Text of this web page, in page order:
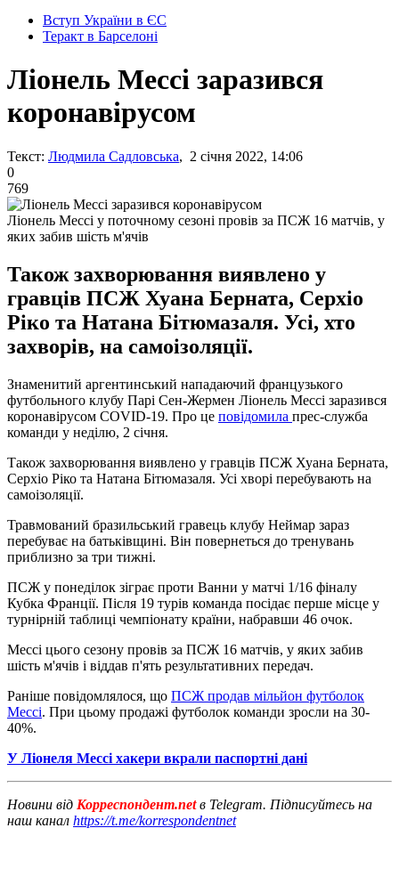
Вступ України в ЄС
Теракт в Барселоні
Ліонель Мессі заразився
коронавірусом
Текст: Людмила Садловська, 2 січня 2022, 14:06
0
769
Ліонель Мессі у поточному сезоні провів за ПСЖ 16 матчів, у
яких забив шість м'ячів
Також захворювання виявлено у
гравців ПСЖ Хуана Берната, Серхіо
Ріко та Натана Бітюмазаля. Усі, хто
захворів, на самоізоляції.
Знаменитий аргентинський нападаючий французького
футбольного клубу Парі Сен-Жермен Ліонель Мессі заразився
коронавірусом COVID-19. Про це повідомила прес-служба
команди у неділю, 2 січня.
Також захворювання виявлено у гравців ПСЖ Хуана Берната,
Серхіо Ріко та Натана Бітюмазаля. Усі хворі перебувають на
самоізоляції.
Травмований бразильський гравець клубу Неймар зараз
перебуває на батьківщині. Він повернеться до тренувань
приблизно за три тижні.
ПСЖ у понеділок зіграє проти Ванни у матчі 1/16 фіналу
Кубка Франції. Після 19 турів команда посідає перше місце у
турнірній таблиці чемпіонату країни, набравши 46 очок.
Мессі цього сезону провів за ПСЖ 16 матчів, у яких забив
шість м'ячів і віддав п'ять результативних передач.
Раніше повідомлялося, що ПСЖ продав мільйон футболок
Мессі. При цьому продажі футболок команди зросли на 30-
40%.
У Ліонеля Мессі хакери вкрали паспортні дані
Новини від Корреспондент.netв Telegram. Підписуйтесь на
наш канал https://t.me/korrespondentnet